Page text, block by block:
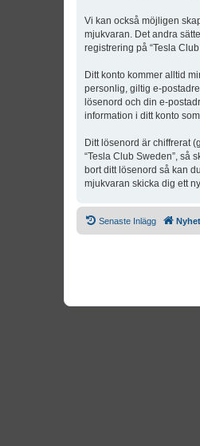
Vi kan också möjligen
mjukvaran. Det andra
registrering på “Tesla
Ditt konto kommer alltid
personlig, giltig e-
lösenord och din e-
information i ditt konto
Ditt lösenord är chiffrerat
“Tesla Club Sweden”, så
bort ditt lösenord så kan
mjukvaran skicka dig ett
Senaste Inlägg